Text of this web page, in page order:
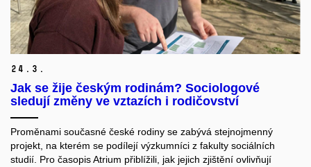
24. 3.
Jak se žije českým rodinám? Sociologové
sledují změny ve vztazích i rodičovství
Proměnami současné české rodiny se zabývá stejnojmenný
projekt, na kterém se podílejí výzkumníci z fakulty sociálních
studií. Pro časopis Atrium přiblížili, jak jejich zjištění ovlivňují